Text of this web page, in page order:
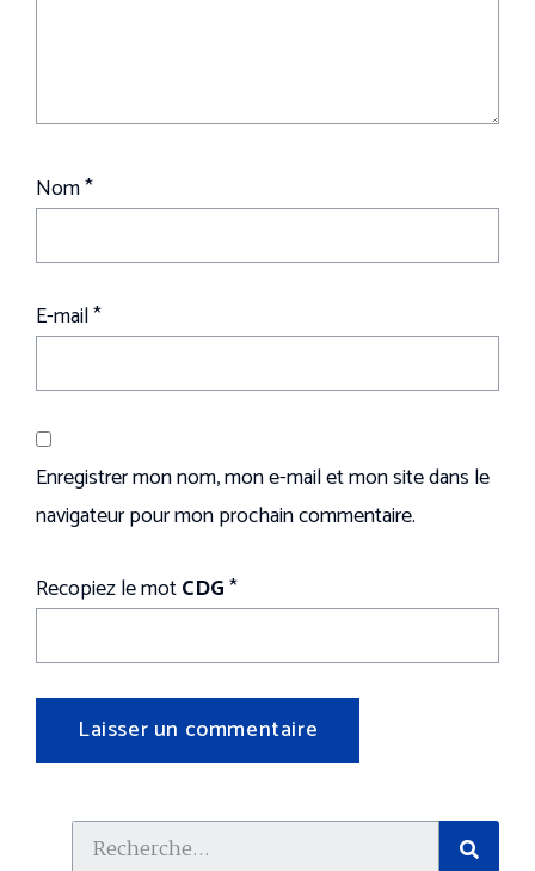
Nom*
E-mail*
Enregistrer mon nom, mon e-mail et mon site dans le
navigateur pour mon prochain commentaire.
Recopiez le motCDG*